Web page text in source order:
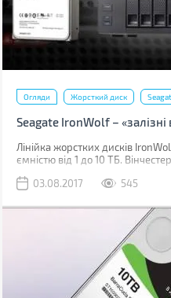
Огляди Жорсткий диск
Seagate IronWolf – «залізні
Лінійка жорстких дисків
ємністю від 1 до 10 ТБ.
03.08.2017
545